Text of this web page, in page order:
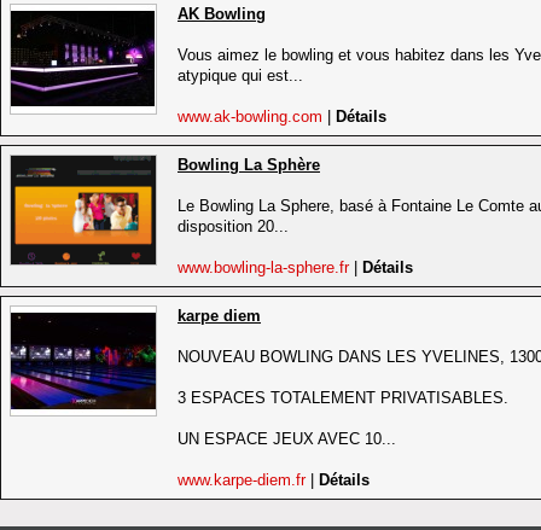
AK Bowling
Vous aimez le bowling et vous habitez dans les
atypique qui est...
www.ak-bowling.com Détails
Bowling La Sphère
Le Bowling La Sphere, basé à Fontaine Le Comte
disposition 20...
www.bowling-la-sphere.fr Détails
karpe diem
NOUVEAU BOWLING DANS LES YVELINES,
3 ESPACES TOTALEMENT PRIVATISABLES.
UN ESPACE JEUX AVEC 10...
www.karpe-diem.fr Détails